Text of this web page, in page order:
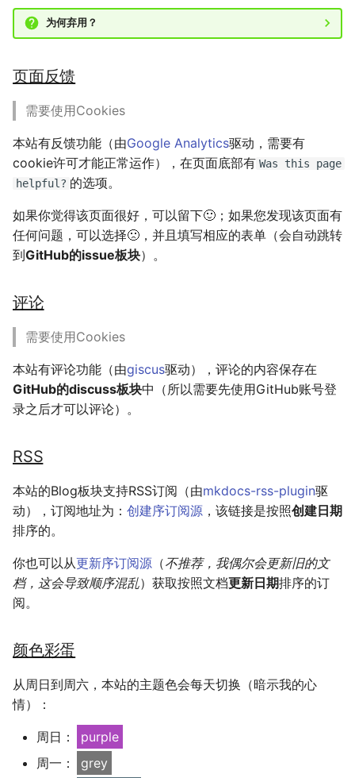
为何弃用？
页面反馈
需要使用Cookies
本站有反馈功能（由Google Analytics驱动，需要有
cookie许可才能正常运作），在页面底部有 Was this page
helpful? 的选项。
如果你觉得该页面很好，可以留下🙂；如果您发现该页面有
任何问题，可以选择🙁，并且填写相应的表单（会自动跳转
到GitHub的issue板块）。
评论
需要使用Cookies
本站有评论功能（由giscus驱动），评论的内容保存在
GitHub的discuss板块中（所以需要先使用GitHub账号登
录之后才可以评论）。
RSS
本站的Blog板块支持RSS订阅（由mkdocs-rss-plugin驱
动），订阅地址为： 创建序订阅源 ，该链接是按照创建日期
排序的。
你也可以从更新序订阅源 （不推荐，我偶尔会更新旧的文
档，这会导致顺序混乱）获取按照文档更新日期排序的订
阅。
颜色彩蛋
从周日到周六，本站的主题色会每天切换（暗示我的心
情）：
周日：
purple
周一：
grey